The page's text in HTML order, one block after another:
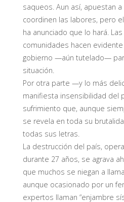
saqueos. Aun así, apuestan
coordinen las labores, pero el
ha anunciado que lo hará.
comunidades hacen
gobierno —aún tutelado—
situación.
Por otra parte —y lo más
manifiesta insensibilidad del
sufrimiento que, aunque
se revela en toda su
todas sus letras.
La destrucción del país,
durante 27 años, se agrava
que muchos se niegan a
aunque ocasionado por un
expertos llaman “enjambre